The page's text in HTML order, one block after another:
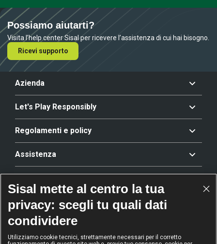
Possiamo aiutarti?
Visita l’help center Sisal per ricevere l’assistenza di cui hai bisogno.
Ricevi supporto
Azienda
Let's Play Responsibly
Regolamenti e policy
Assistenza
Riconoscimenti
Sisal mette al centro la tua
privacy: scegli tu quali dati
condividere
Utilizziamo cookie tecnici, strettamente necessari per il corretto